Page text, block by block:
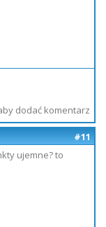
dodać komentarz
#11
ujemne? to